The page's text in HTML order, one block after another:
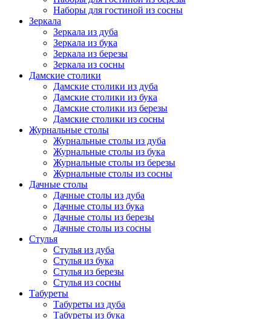
Наборы для гостиной из сосны
Зеркала
Зеркала из дуба
Зеркала из бука
Зеркала из березы
Зеркала из сосны
Дамские столики
Дамские столики из дуба
Дамские столики из бука
Дамские столики из березы
Дамские столики из сосны
Журнальные столы
Журнальные столы из дуба
Журнальные столы из бука
Журнальные столы из березы
Журнальные столы из сосны
Дачные столы
Дачные столы из дуба
Дачные столы из бука
Дачные столы из березы
Дачные столы из сосны
Стулья
Стулья из дуба
Стулья из бука
Стулья из березы
Стулья из сосны
Табуреты
Табуреты из дуба
Табуреты из бука